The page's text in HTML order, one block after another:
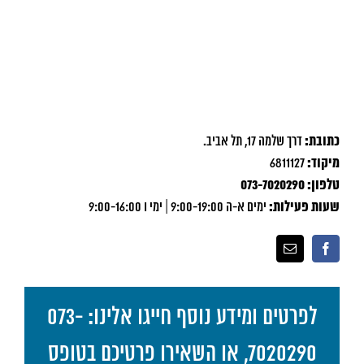
כתובת:דרך שלמה 17, תל אביב.
מיקוד:6811127
טלפון: 073-7020290
שעות פעילות: ימים א-ה 9:00-19:00 | ימי ו 9:00-16:00
לפרטים ומידע נוסף חייגו אלינו: 073-
7020290, או השאירו פרטיכם בטופס